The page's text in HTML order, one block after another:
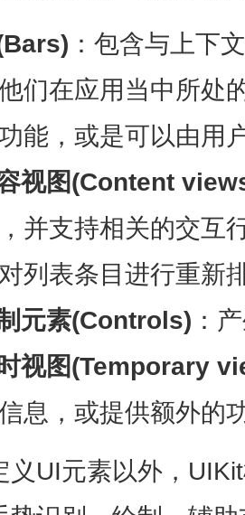
：包含与上下
们在应用当中所处
能，或是可以由用
视图(Content
并支持相关的交互
列表条目进行重新
元素(Controls) ：
视图(Temporary
息，或提供额外的
义UI元素以外，